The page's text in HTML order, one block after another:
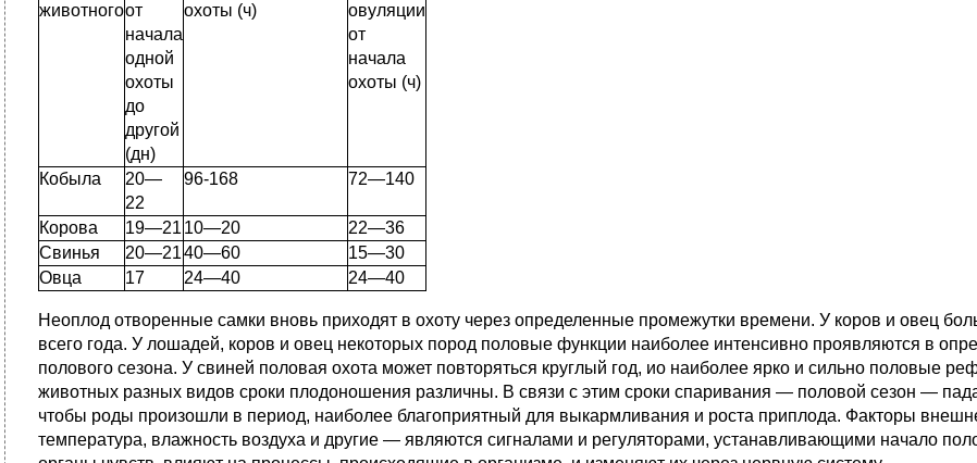
животногоот
начала
одной
охоты
до
другой
(дн)
охоты (ч)
овуляции
от
начала
охоты (ч)
Кобыла
20—
22
96-168 72—140
Корова 19—21 10—20
22—36
Свинья
20—2140—60
15—30
Овца
17 24—40 24—40
Неоплод отворенные самки вновь приходят в охоту через определенные промежутки времени. У коров и овец
всего года. У лошадей, коров и овец некоторых пород половые функции наиболее интенсивно проявляются в
полового сезона. У свиней половая охота может повторяться круглый год, ио наиболее ярко и сильно половые
животных разных видов сроки плодоношения различны. В связи с этим сроки спаривания — половой сезон —
чтобы роды произошли в период, наиболее благоприятный для выкармливания и роста приплода. Факторы
температура, влажность воздуха и другие — являются сигналами и регуляторами, устанавливающими начало